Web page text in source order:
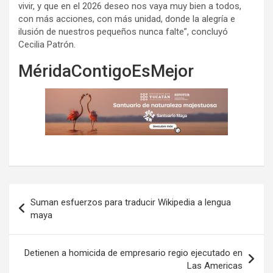
vivir, y que en el 2026 deseo nos vaya muy bien a todos,
con más acciones, con más unidad, donde la alegría e
ilusión de nuestros pequeños nunca falte”, concluyó
Cecilia Patrón.
MéridaContigoEsMejor
de
entradas
Suman esfuerzos para traducir Wikipedia a lengua
maya
Detienen a homicida de empresario regio ejecutado en
Las Americas